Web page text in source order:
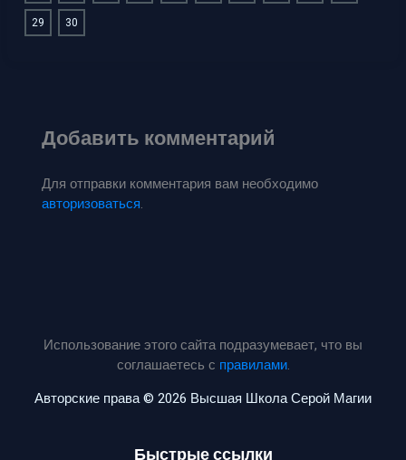
29
30
Добавить комментарий
Для отправки комментария вам необходимо
авторизоваться.
Использование этого сайта подразумевает, что вы
соглашаетесь с правилами.
Авторские права © 2026 Высшая Школа Серой Магии